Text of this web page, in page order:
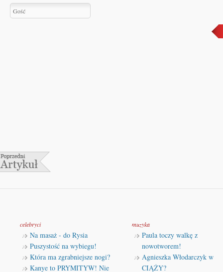
celebryci
Na masaż - do Rysia
Puszystość na wybiegu!
Która ma zgrabniejsze nogi?
Kanye to PRYMITYW! Nie
muzyka
Paula toczy walkę z
nowotworem!
Agnieszka Włodarczyk w
CIĄŻY?